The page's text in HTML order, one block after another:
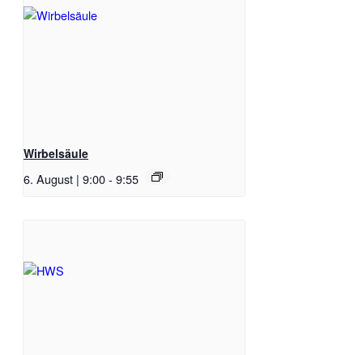
Wirbelsäule
6. August | 9:00- 9:55